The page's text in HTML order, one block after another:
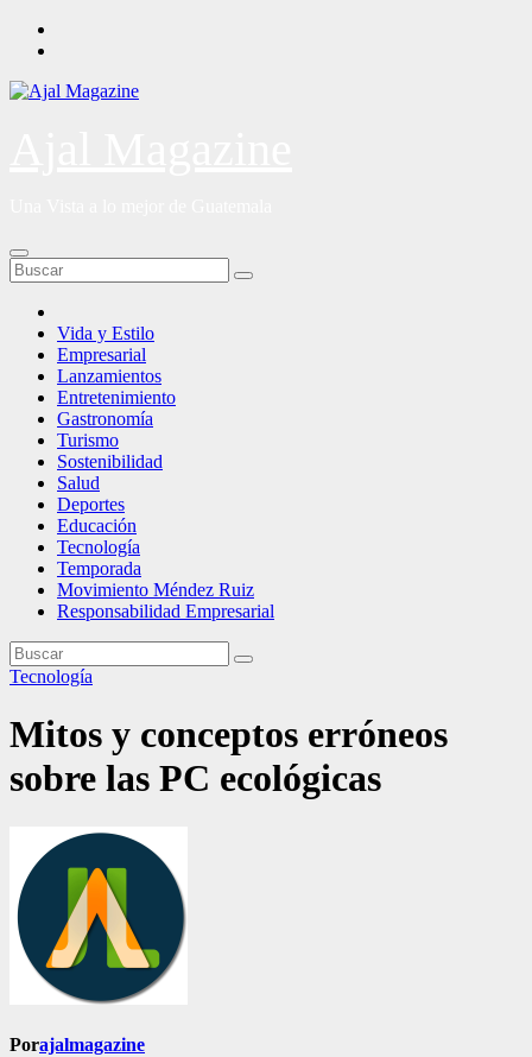
Saltar
Vida y Estilo
Empresarial
Lanzamientos
Entretenimiento
Gastronomía
Turismo
Sostenibilidad
Salud
Deportes
Educación
Tecnología
Temporada
Movimiento Méndez Ruiz
Responsabilidad Empresarial
Tecnología
Mitos y conceptos erróneos
sobre las PC ecológicas
Porajalmagazine